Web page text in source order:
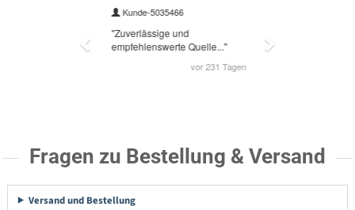
Fragen zu Bestellung & Versand
Versand und Bestellung